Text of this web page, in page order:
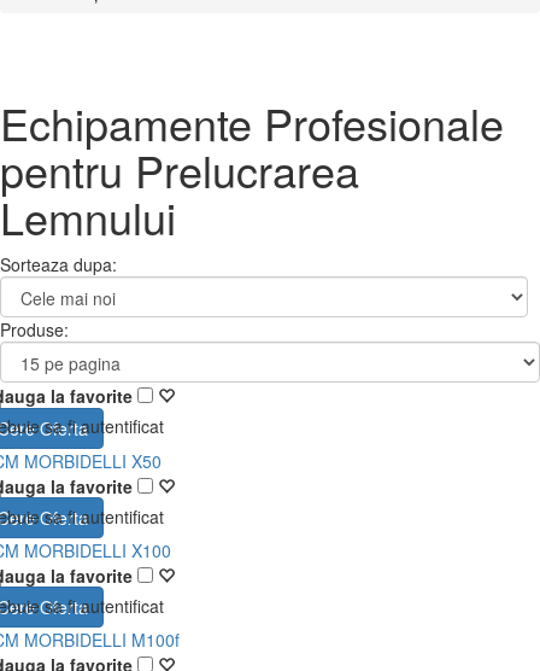
Echipamente Profesionale
pentru Prelucrarea
Lemnului
Sorteaza dupa:
Produse:
la favorite
sa fi autentificat
Oferta
MORBIDELLI X50
la favorite
sa fi autentificat
Oferta
MORBIDELLI X100
la favorite
sa fi autentificat
Oferta
MORBIDELLI M100f
la favorite